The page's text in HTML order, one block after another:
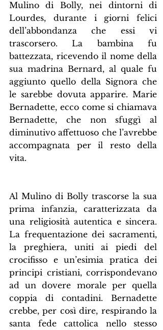
Mulino di Bolly, nei dintorni di
Lourdes, durante i giorni felici
dell’abbondanza che essi vi
trascorsero. La bambina fu
battezzata, ricevendo il nome della
sua madrina Bernard, al quale fu
aggiunto quello della Signora che
le sarebbe dovuta apparire. Marie
Bernadette, ecco come si chiamava
Bernadette, che non sfuggì al
diminutivo affettuoso che l’avrebbe
accompagnata per il resto della
vita.
Al Mulino di Bolly trascorse la sua
prima infanzia, caratterizzata da
una religiosità autentica e sincera.
La frequentazione dei sacramenti,
la preghiera, uniti ai piedi del
crocifisso e un’esimia pratica dei
principi cristiani, corrispondevano
ad un dovere morale per quella
coppia di contadini. Bernadette
crebbe, per così dire, respirando la
santa fede cattolica nello stesso